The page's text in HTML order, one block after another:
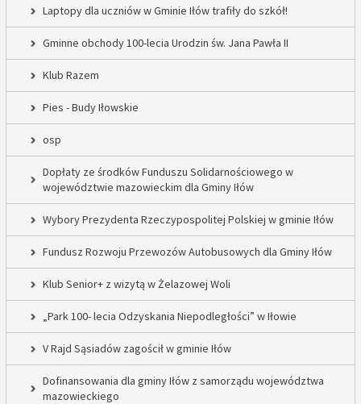
Laptopy dla uczniów w Gminie Iłów trafiły do szkół!
Gminne obchody 100-lecia Urodzin św. Jana Pawła II
Klub Razem
Pies - Budy Iłowskie
osp
Dopłaty ze środków Funduszu Solidarnościowego w
województwie mazowieckim dla Gminy Iłów
Wybory Prezydenta Rzeczypospolitej Polskiej w gminie Iłów
Fundusz Rozwoju Przewozów Autobusowych dla Gminy Iłów
Klub Senior+ z wizytą w Żelazowej Woli
„Park 100- lecia Odzyskania Niepodległości” w Iłowie
V Rajd Sąsiadów zagościł w gminie Iłów
Dofinansowania dla gminy Iłów z samorządu województwa
mazowieckiego